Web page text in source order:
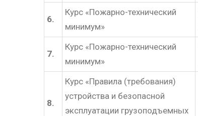
6.
Курс «Пожарно-технический
минимум»
7.
Курс «Пожарно-технический
минимум»
8.
Курс «Правила (требования)
устройства и безопасной
эксплуатации грузоподъемных